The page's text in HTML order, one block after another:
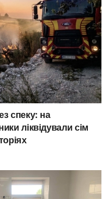
спеку: на
ліквідували сім